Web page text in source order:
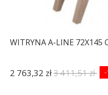
WITRYNA A-LINE 72X145
2 763,32 zł3 411,51 zł -